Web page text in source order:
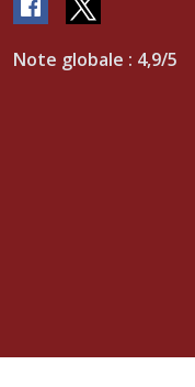
Note globale : 4,9/5